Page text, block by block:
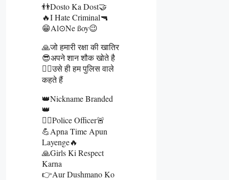
👬Dosto Ka Dost🤝
🔥I Hate Criminal🔫
😁Al⊙Ne SSoy😉
🙏जो हमारी रक्षा की खातिर
😎अपने शान शौक खोते है
👮‍♂️उसे ही हम पुलिस वाले
कहते हैं
👑Nickname Branded
👑
👮‍♂️Police Officer🚨
💪Apna Time Apun
Layenge🔥
🙏Girls Ki Respect
Karna
👉Aur Dushmano Ko